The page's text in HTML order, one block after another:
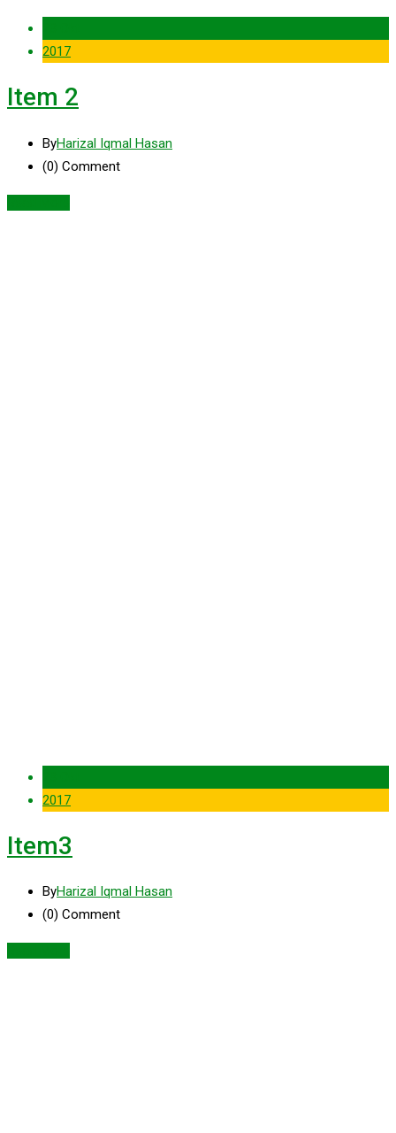
2017
Item 2
ByHarizal Iqmal Hasan
(0) Comment
2017
Item3
ByHarizal Iqmal Hasan
(0) Comment